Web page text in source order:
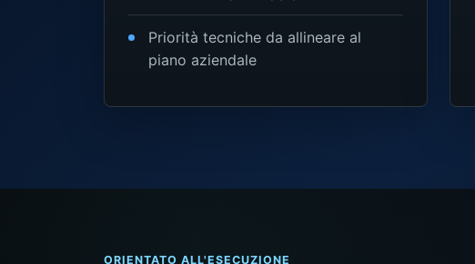
Priorità tecniche da allineare al
piano aziendale
ORIENTATO ALL'ESECUZIONE